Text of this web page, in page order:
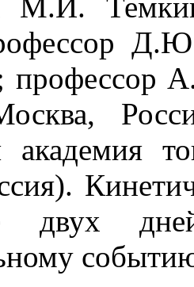
М.И.
профессор
академия
двух